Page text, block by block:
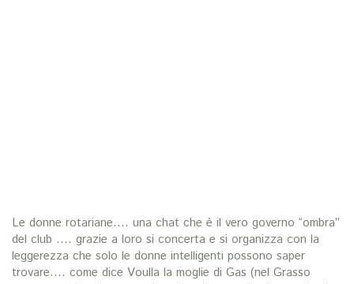
Le donne rotariane…. una chat che è il vero governo “ombra”
del club …. grazie a loro si concerta e si organizza con la
leggerezza che solo le donne intelligenti possono saper
trovare…. come dice Voulla la moglie di Gas (nel Grasso